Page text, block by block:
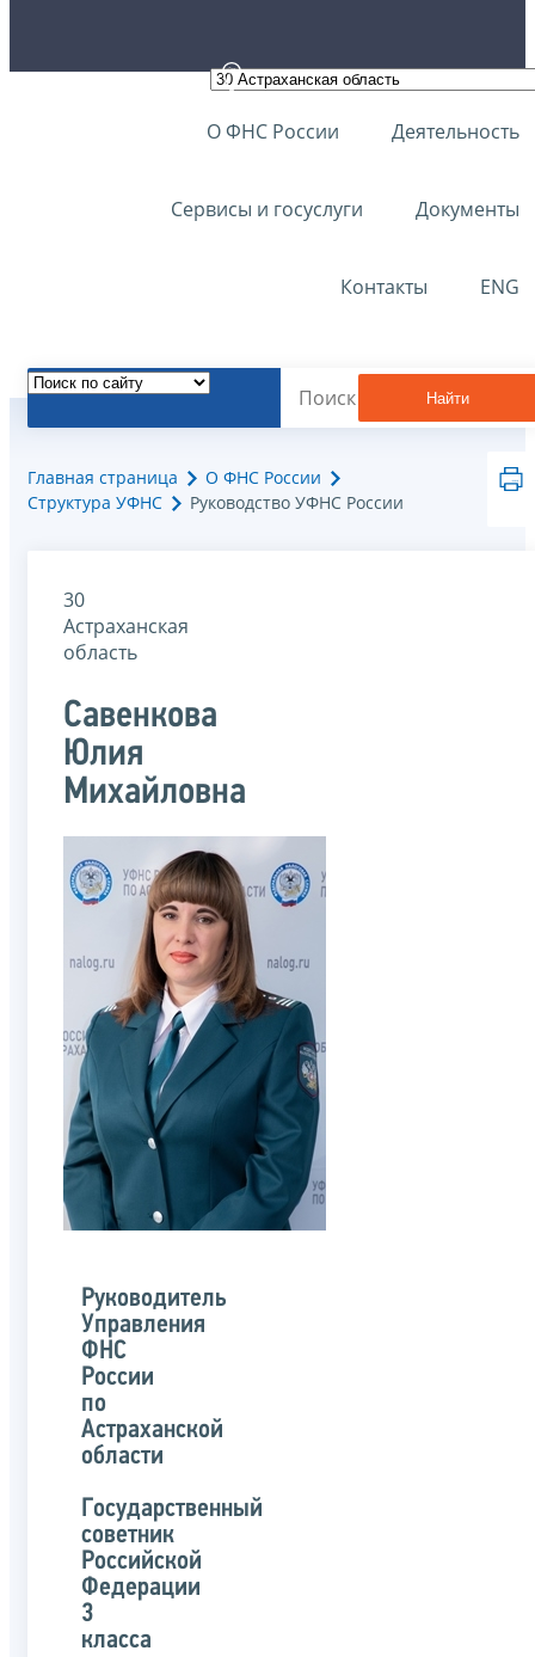
О ФНС России Деятельность
Сервисы и госуслуги Документы
Контакты ENG
Найти
Главная страница
О ФНС России
Структура УФНС
Руководство УФНС России
30
Астраханская
область
Савенкова
Юлия
Михайловна
Руководитель
Управления
ФНС
России
по
Астраханской
области
Государственный
советник
Российской
Федерации
3
класса